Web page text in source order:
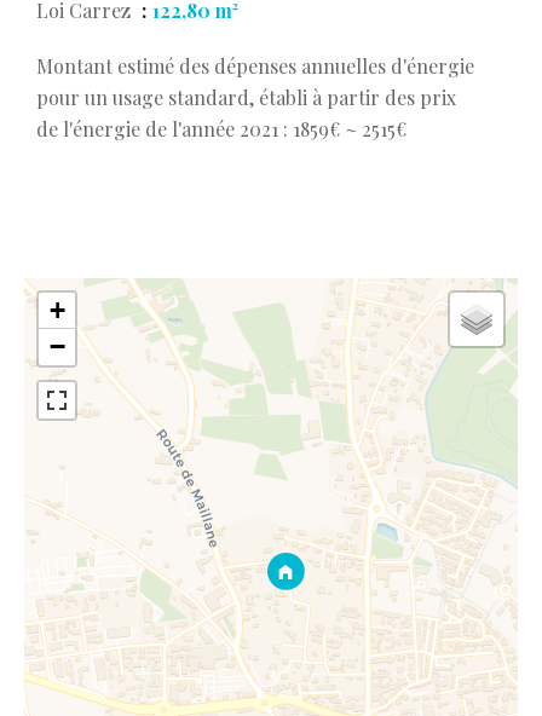
Loi Carrez 122,80 m²
Montant estimé des dépenses annuelles d'énergie
pour un usage standard, établi à partir des prix
de l'énergie de l'année 2021 : 1859€ ~ 2515€
+
−